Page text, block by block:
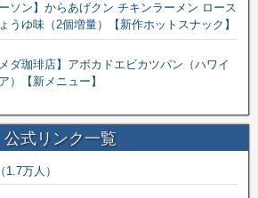
ーソン】からあげクン チキンラーメン ロース
うゆ味（2個増量）【新作ホットスナック】
メダ珈琲店】アボカドエビカツパン（ハワイ
）【新メニュー】
公式リンク一覧
万人）